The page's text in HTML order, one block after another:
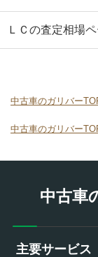
ＬＣの査定相場
中古車のガリバー
中古車のガリバー
中古車
主要サービス